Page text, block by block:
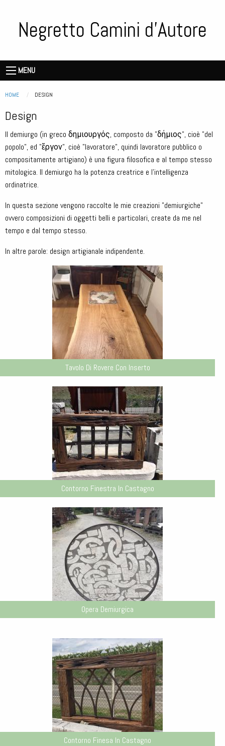
contenutoNegretto Camini d'Autore
de
vecie
Main
navigation
MENU
Briciole di pane
HOME CURRENT:
DESIGN
Design
Il demiurgo (in greco δημιουργός, composto da "δήμιος", cioè "del
popolo", ed "ἔργον", cioè "lavoratore", quindi lavoratore pubblico o
compositamente artigiano) è una figura filosofica e al tempo stesso
mitologica. Il demiurgo ha la potenza creatrice e l'intelligenza
ordinatrice.
In questa sezione vengono raccolte le mie creazioni "demiurgiche"
ovvero composizioni di oggetti belli e particolari, create da me nel
tempo e dal tempo stesso.
In altre parole: design artigianale indipendente.
Tavolo Di Rovere Con Inserto
Contorno Finestra In Castagno
Opera Demiurgica
Contorno Finesa In Castagno